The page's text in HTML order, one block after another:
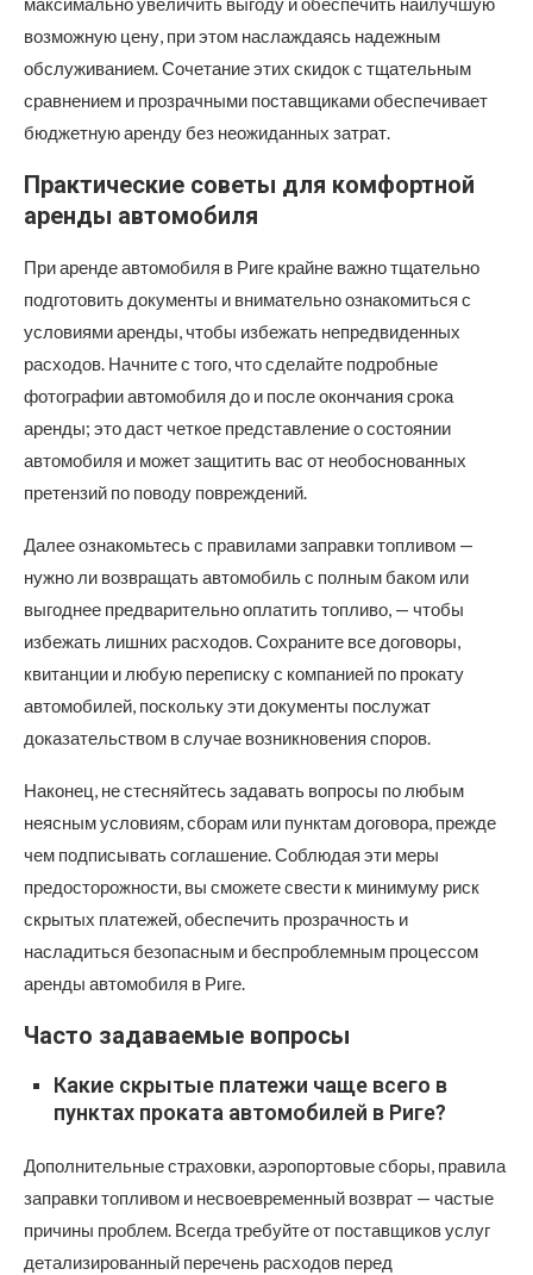
возможную цену, при этом наслаждаясь надежным
обслуживанием. Сочетание этих скидок с тщательным
сравнением и прозрачными поставщиками обеспечивает
бюджетную аренду без неожиданных затрат.
Практические советы для комфортной
аренды автомобиля
При аренде автомобиля в Риге крайне важно тщательно
подготовить документы и внимательно ознакомиться с
условиями аренды, чтобы избежать непредвиденных
расходов. Начните с того, что сделайте подробные
фотографии автомобиля до и после окончания срока
аренды; это даст четкое представление о состоянии
автомобиля и может защитить вас от необоснованных
претензий по поводу повреждений.
Далее ознакомьтесь с правилами заправки топливом —
нужно ли возвращать автомобиль с полным баком или
выгоднее предварительно оплатить топливо, — чтобы
избежать лишних расходов. Сохраните все договоры,
квитанции и любую переписку с компанией по прокату
автомобилей, поскольку эти документы послужат
доказательством в случае возникновения споров.
Наконец, не стесняйтесь задавать вопросы по любым
неясным условиям, сборам или пунктам договора, прежде
чем подписывать соглашение. Соблюдая эти меры
предосторожности, вы сможете свести к минимуму риск
скрытых платежей, обеспечить прозрачность и
насладиться безопасным и беспроблемным процессом
аренды автомобиля в Риге.
Часто задаваемые вопросы
Какие скрытые платежи чаще всего в
пунктах проката автомобилей в Риге?
Дополнительные страховки, аэропортовые сборы, правила
заправки топливом и несвоевременный возврат — частые
причины проблем. Всегда требуйте от поставщиков услуг
детализированный перечень расходов перед